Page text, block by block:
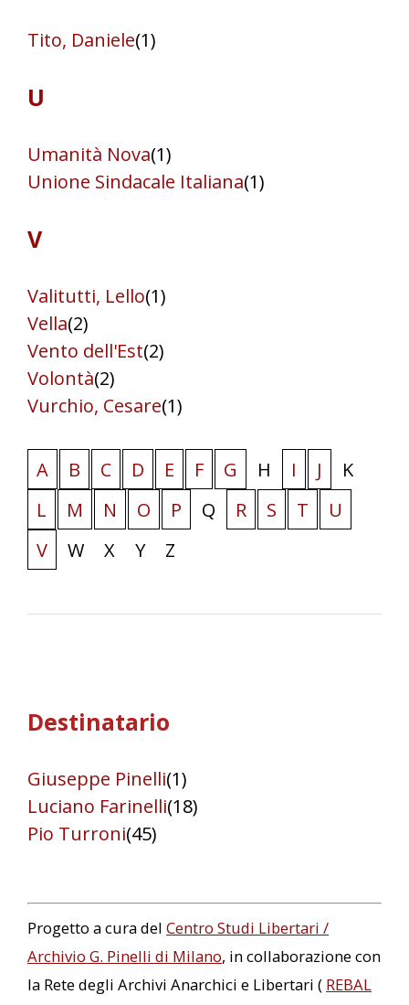
Tito, Daniele(1)
U
Umanità Nova(1)
Unione Sindacale Italiana(1)
V
Valitutti, Lello(1)
Vella(2)
Vento dell'Est(2)
Volontà(2)
Vurchio, Cesare(1)
A B C D E F G H I J
K
L
M N O P Q R S T
U
V
W X Y Z
Destinatario
Giuseppe Pinelli(1)
Luciano Farinelli(18)
Pio Turroni(45)
Progetto a cura del Centro Studi Libertari /
Archivio G. Pinelli di Milano, in collaborazione con
la Rete degli Archivi Anarchici e Libertari ( REBAL